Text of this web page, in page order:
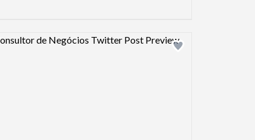
Design preview image